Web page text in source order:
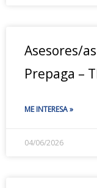
Asesores/
Prepaga –
ME INTERESA »
04/06/2026